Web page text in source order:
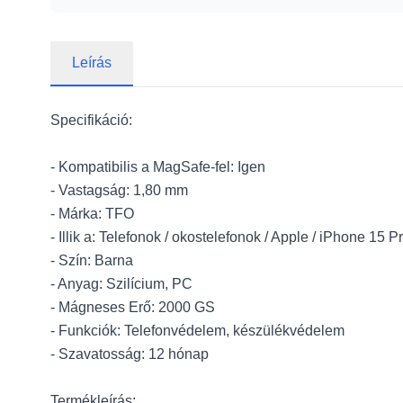
Leírás
Specifikáció:
- Kompatibilis a MagSafe-fel: Igen
- Vastagság: 1,80 mm
- Márka: TFO
- Illik a: Telefonok / okostelefonok / Apple / iPhone 15
- Szín: Barna
- Anyag: Szilícium, PC
- Mágneses Erő: 2000 GS
- Funkciók: Telefonvédelem, készülékvédelem
- Szavatosság: 12 hónap